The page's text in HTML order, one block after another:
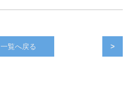
一覧へ戻る >